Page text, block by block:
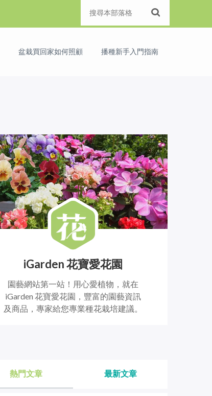
盆栽買回家如何照顧 播種新手入門指南
iGarden 花寶愛花園
園藝網站第一站！用心愛植物，就在
iGarden 花寶愛花園，豐富的園藝資訊
及商品，專家給您專業種花栽培建議。
熱門文章 最新文章